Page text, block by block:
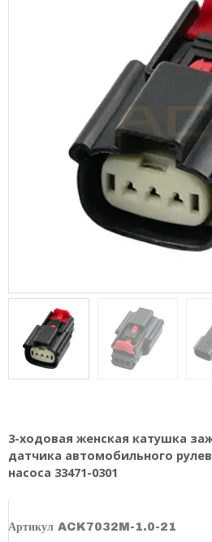
3-ходовая женская катушка
датчика автомобильного
насоса 33471-0301
Артикул ACK7032M-1.0-21